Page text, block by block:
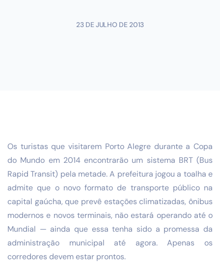
23 DE JULHO DE 2013
Os turistas que visitarem Porto Alegre durante a Copa
do Mundo em 2014 encontrarão um sistema BRT (Bus
Rapid Transit) pela metade. A prefeitura jogou a toalha e
admite que o novo formato de transporte público na
capital gaúcha, que prevê estações climatizadas, ônibus
modernos e novos terminais, não estará operando até o
Mundial — ainda que essa tenha sido a promessa da
administração municipal até agora. Apenas os
corredores devem estar prontos.